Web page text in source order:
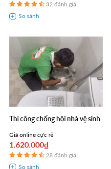
32 đánh giá
Thi công chống hôi nhà vệ sinh
Giá online cực rẻ
1.620.000₫
28 đánh giá